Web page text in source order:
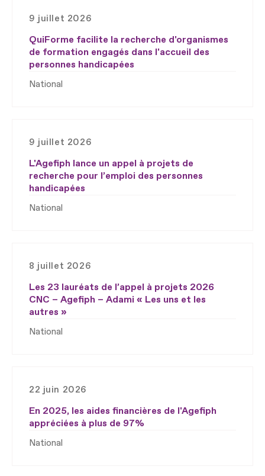
9 juillet 2026
QuiForme facilite la recherche d'organismes
de formation engagés dans l'accueil des
personnes handicapées
National
9 juillet 2026
L'Agefiph lance un appel à projets de
recherche pour l’emploi des personnes
handicapées
National
8 juillet 2026
Les 23 lauréats de l’appel à projets 2026
CNC – Agefiph – Adami « Les uns et les
autres »
National
22 juin 2026
En 2025, les aides financières de l'Agefiph
appréciées à plus de 97%
National